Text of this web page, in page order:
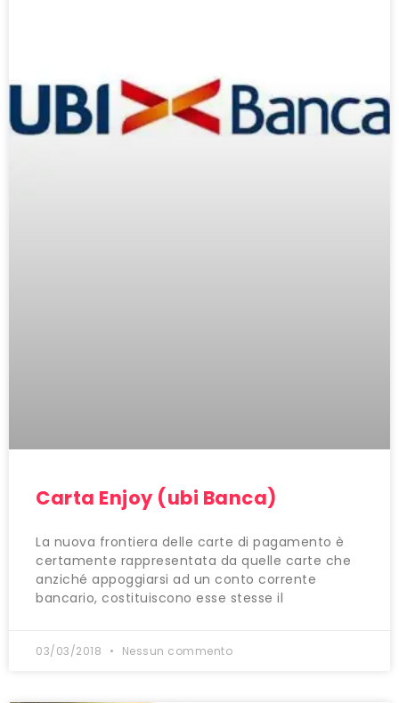
Carta Enjoy (ubi Banca)
La nuova frontiera delle carte di pagamento è
certamente rappresentata da quelle carte che
anziché appoggiarsi ad un conto corrente
bancario, costituiscono esse stesse il
03/03/2018 Nessun commento